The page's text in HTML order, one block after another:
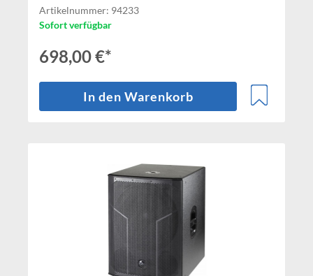
Artikelnummer: 94233
Sofort verfügbar
698,00 €*
In den Warenkorb